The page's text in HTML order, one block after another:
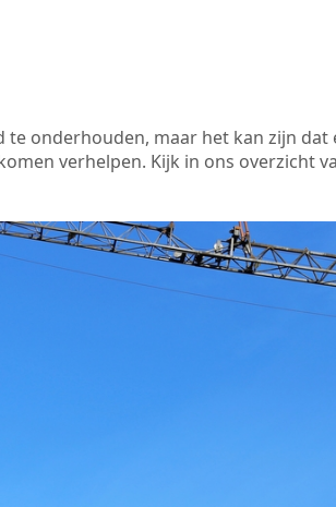
onderhouden, maar het kan zijn
verhelpen. Kijk in ons overzicht